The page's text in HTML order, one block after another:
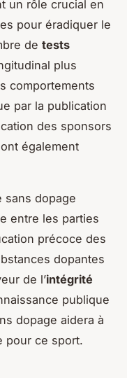
un rôle crucial en
pour éradiquer le
de tests
plus
comportements
par la publication
des sponsors
également
sans dopage
entre les parties
précoce des
dopantes
de l’intégrité
publique
dopage aidera à
pour ce sport.